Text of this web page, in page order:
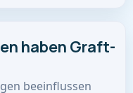
haben Graft-
beeinflussen